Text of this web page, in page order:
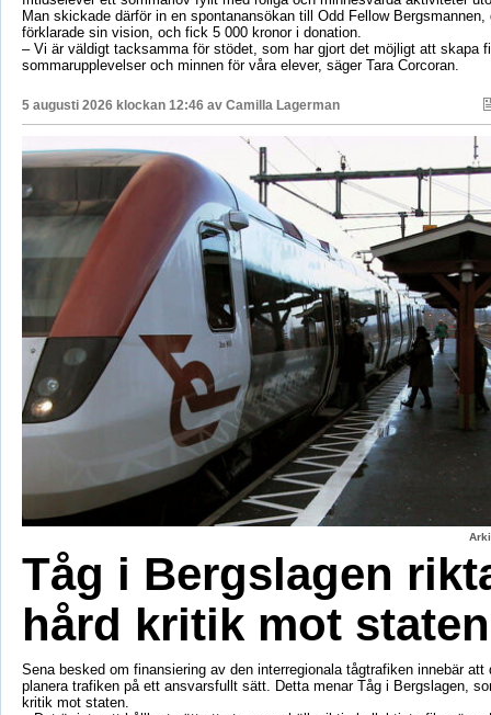
Man skickade därför in en spontanansökan till Odd Fellow Bergsmannen,
förklarade sin vision, och fick 5 000 kronor i donation.
– Vi är väldigt tacksamma för stödet, som har gjort det möjligt att skapa
sommarupplevelser och minnen för våra elever, säger Tara Corcoran.
5 augusti 2026 klockan 12:46 av Camilla Lagerman
Tåg i Bergslagen
hård kritik mot staten
Sena besked om finansiering av den interregionala tågtrafiken innebär att
planera trafiken på ett ansvarsfullt sätt. Detta menar Tåg i Bergslagen,
kritik mot staten.